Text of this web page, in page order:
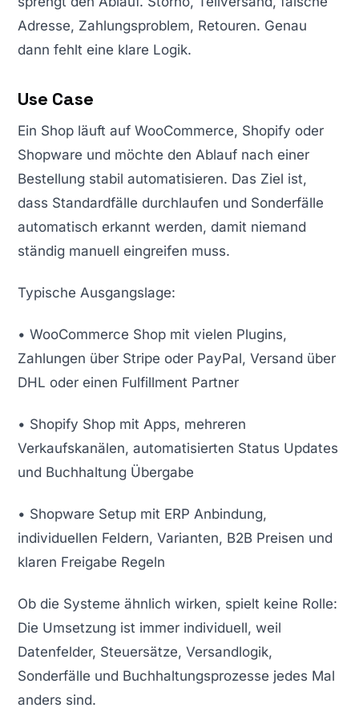
Adresse, Zahlungsproblem, Retouren. Genau
dann fehlt eine klare Logik.
Use Case
Ein Shop läuft auf WooCommerce, Shopify oder
Shopware und möchte den Ablauf nach einer
Bestellung stabil automatisieren. Das Ziel ist,
dass Standardfälle durchlaufen und Sonderfälle
automatisch erkannt werden, damit niemand
ständig manuell eingreifen muss.
Typische Ausgangslage:
• WooCommerce Shop mit vielen Plugins,
Zahlungen über Stripe oder PayPal, Versand über
DHL oder einen Fulfillment Partner
• Shopify Shop mit Apps, mehreren
Verkaufskanälen, automatisierten Status Updates
und Buchhaltung Übergabe
• Shopware Setup mit ERP Anbindung,
individuellen Feldern, Varianten, B2B Preisen und
klaren Freigabe Regeln
Ob die Systeme ähnlich wirken, spielt keine Rolle:
Die Umsetzung ist immer individuell, weil
Datenfelder, Steuersätze, Versandlogik,
Sonderfälle und Buchhaltungsprozesse jedes Mal
anders sind.